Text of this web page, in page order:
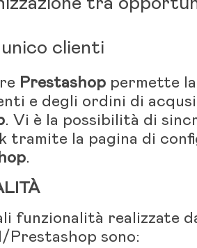
unico clienti
Prestashop permette
e degli ordini di
. Vi è la possibilità di
tramite la pagina di
.
funzionalità realizzate
Prestashop sono: